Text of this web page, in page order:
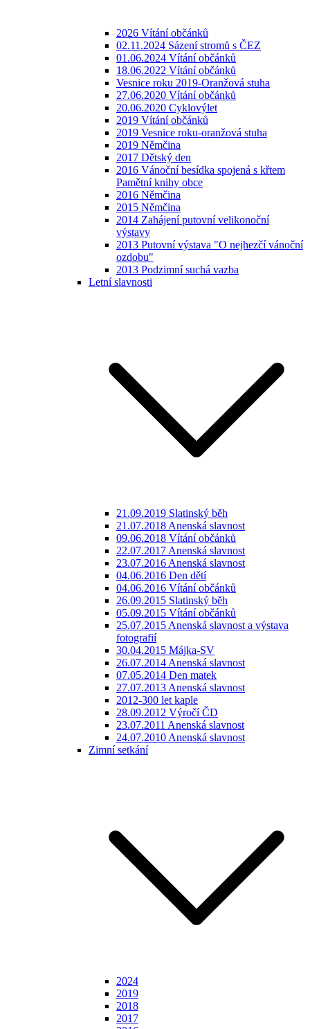
2026 Vítání občánků
02.11.2024 Sázení stromů s ČEZ
01.06.2024 Vítání občánků
18.06.2022 Vítání občánků
Vesnice roku 2019-Oranžová stuha
27.06.2020 Vítání občánků
20.06.2020 Cyklovýlet
2019 Vítání občánků
2019 Vesnice roku-oranžová stuha
2019 Němčina
2017 Dětský den
2016 Vánoční besídka spojená s křtem
Pamětní knihy obce
2016 Němčina
2015 Němčina
2014 Zahájení putovní velikonoční
výstavy
2013 Putovní výstava "O nejhezčí vánoční
ozdobu"
2013 Podzimní suchá vazba
Letní slavnosti
21.09.2019 Slatinský běh
21.07.2018 Anenská slavnost
09.06.2018 Vítání občánků
22.07.2017 Anenská slavnost
23.07.2016 Anenská slavnost
04.06.2016 Den dětí
04.06.2016 Vítání občánků
26.09.2015 Slatinský běh
05.09.2015 Vítání občánků
25.07.2015 Anenská slavnost a výstava
fotografií
30.04.2015 Májka-SV
26.07.2014 Anenská slavnost
07.05.2014 Den matek
27.07.2013 Anenská slavnost
2012-300 let kaple
28.09.2012 Výročí ČD
23.07.2011 Anenská slavnost
24.07.2010 Anenská slavnost
Zimní setkání
2024
2019
2018
2017